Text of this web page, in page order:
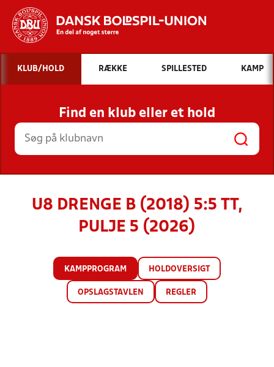
Hvad vil du søge efter?
INDHOLD OG NYHEDER
STILLINGER, RESULTATER, KLUBBER OG
HOLD
KLUB/HOLD RÆKKE SPILLESTED KAMP
Find en klub eller et hold
U8 DRENGE B (2018) 5:5 TT,
PULJE 5 (2026)
KAMPPROGRAM HOLDOVERSIGT
OPSLAGSTAVLEN REGLER